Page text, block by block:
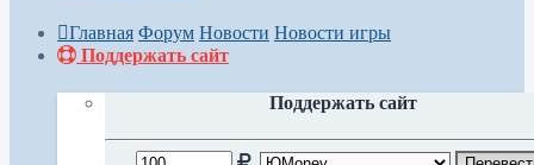
Главная Форум Новости Новости игры
Поддержать сайт
Поддержать сайт